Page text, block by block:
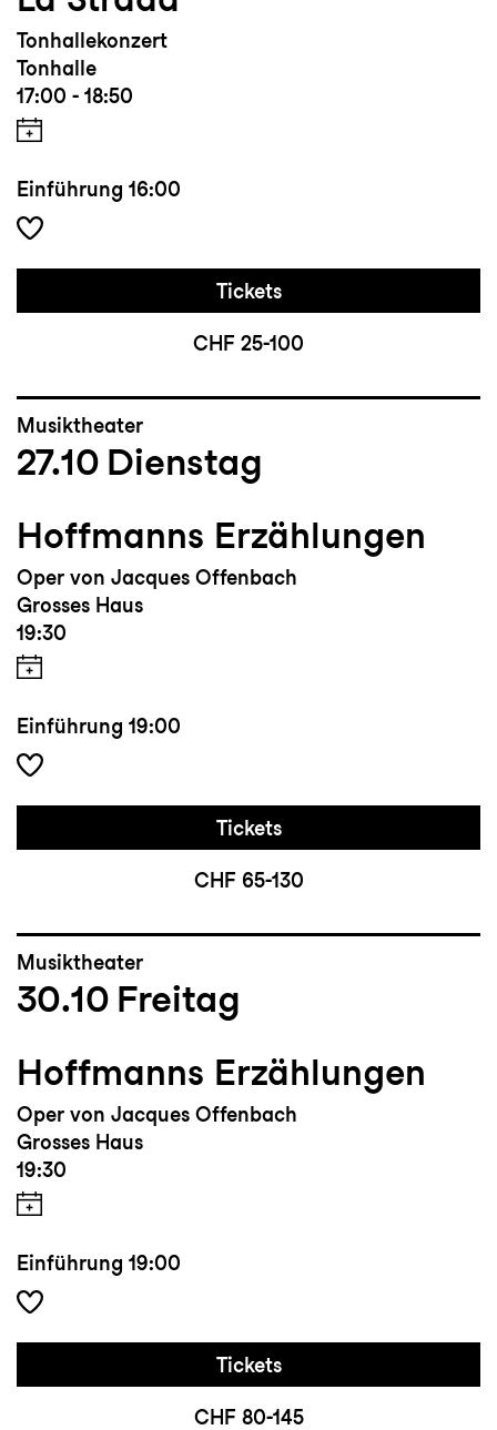
Tonhallekonzert
Tonhalle
17:00 - 18:50
Einführung 16:00
Tickets
CHF 25-100
Musiktheater
27.10 Dienstag
Hoffmanns Erzählungen
Oper von Jacques Offenbach
Grosses Haus
19:30
Einführung 19:00
Tickets
CHF 65-130
Musiktheater
30.10 Freitag
Hoffmanns Erzählungen
Oper von Jacques Offenbach
Grosses Haus
19:30
Einführung 19:00
Tickets
CHF 80-145